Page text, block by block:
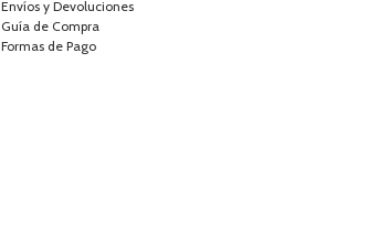
Envíos y Devoluciones
Guía de Compra
Formas de Pago